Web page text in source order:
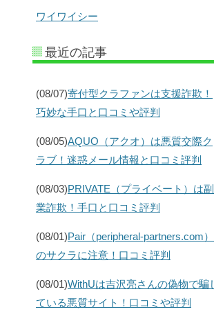
ワイワイシー
最近の記事
(08/07)寄付型クラファンは支援詐欺！
巧妙な手口と口コミや評判
(08/05)AQUO（アクオ）は悪質交際ク
ラブ！迷惑メール情報と口コミ評判
(08/03)PRIVATE（プライベート）は副
業詐欺！手口と口コミ評判
(08/01)Pair（peripheral-partners.com）
のサクラに注意！口コミ評判
(08/01)WithUは吉沢亮さんの偽物で騙
ている悪質サイト！口コミや評判